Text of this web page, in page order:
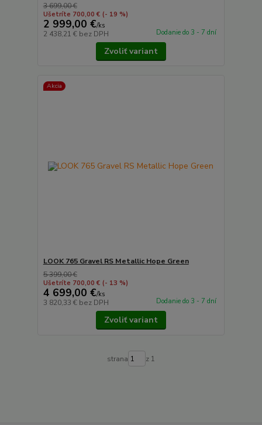
3 699,00 €
Ušetríte 700,00 € (- 19 %)
2 999,00 €/ks
2 438,21 € bez DPH Dodanie do 3 - 7 dní
Zvoliť variant
Akcia
LOOK 765 Gravel RS Metallic Hope Green
5 399,00 €
Ušetríte 700,00 € (- 13 %)
4 699,00 €/ks
3 820,33 € bez DPH Dodanie do 3 - 7 dní
Zvoliť variant
strana z 1